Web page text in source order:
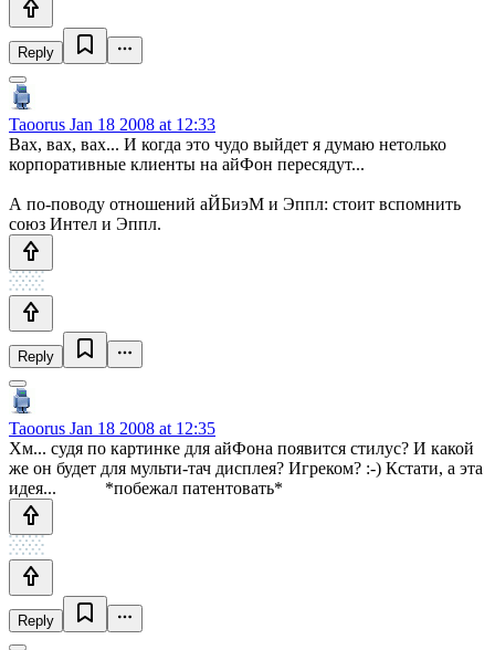
Reply
Taoorus Jan 18 2008 at 12:33
Вах, вах, вах... И когда это чудо выйдет я думаю нетолько
корпоративные клиенты на айФон пересядут...
А по-поводу отношений аЙБиэМ и Эппл: стоит вспомнить
союз Интел и Эппл.
Reply
Taoorus Jan 18 2008 at 12:35
Хм... судя по картинке для айФона появится стилус? И какой
же он будет для мульти-тач дисплея? Игреком? :-) Кстати, а эта
идея... *побежал патентовать*
Reply